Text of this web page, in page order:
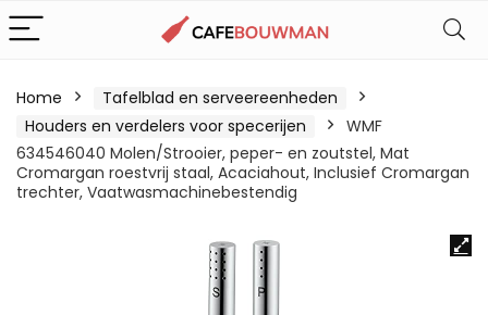
Home
Tafelblad en serveereenheden
Houders en verdelers voor specerijen
WMF
634546040 Molen/Strooier, peper- en zoutstel, Mat
Cromargan roestvrij staal, Acaciahout, Inclusief Cromargan
trechter, Vaatwasmachinebestendig